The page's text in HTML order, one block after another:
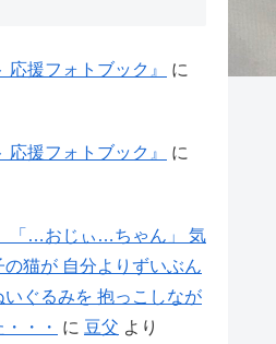
応援フォトブック』
に
応援フォトブック』
に
「…おじぃ…ちゃん」 気
猫が 自分よりずいぶん
ぐるみを 抱っこしなが
・・
に 豆父 より